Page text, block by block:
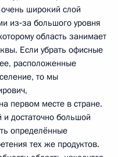
широкий слой
из‑за большого уровня
область занимает
Если убрать офисные
расположенные
то мы
первом месте в стране.
достаточно большой
определённые
тех же продуктов.